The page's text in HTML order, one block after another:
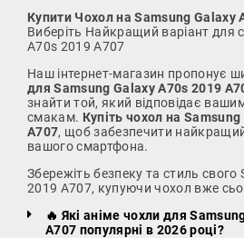
Купити Чохол на Samsung Galaxy
Виберіть Найкращий варіант для
A70s 2019 A707
Наш інтернет-магазин пропонує
для Samsung Galaxy A70s 2019
знайти той, який відповідає
смакам. Купіть чохол на
A707, щоб забезпечити
вашого смартфона.
Збережіть безпеку та стиль
2019 A707, купуючи чохол вже
🔥 Які аніме чохли для
A707 популярні в 2026 році?